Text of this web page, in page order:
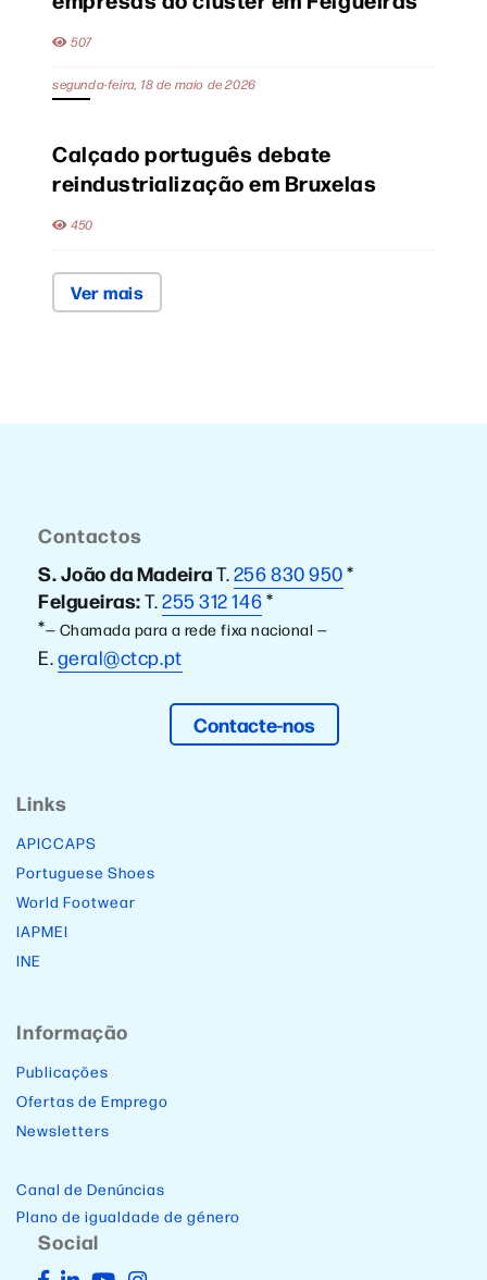
507
segunda-feira, 18 de maio de 2026
Calçado português debate
reindustrialização em Bruxelas
450
Ver mais
Contactos
S. João da MadeiraT.256 830 950*
Felgueiras:T.255 312 146*
*— Chamada para a rede fixa nacional —
E.geral@ctcp.pt
Contacte-nos
Links
APICCAPS
Portuguese Shoes
World Footwear
IAPMEI
INE
Informação
Publicações
Ofertas de Emprego
Newsletters
Canal de Denúncias
Plano de igualdade de género
Social